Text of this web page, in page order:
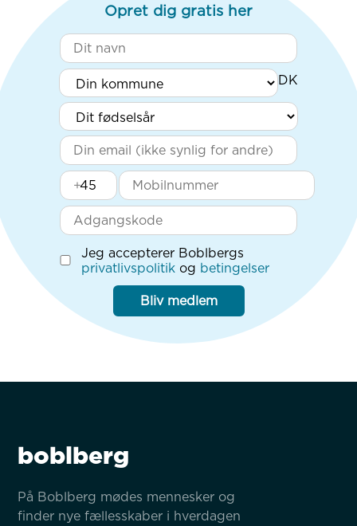
Opret dig gratis her
+
Jeg accepterer Boblbergs
privatlivspolitik og betingelser
Bliv medlem
boblberg
På Boblberg mødes mennesker og
finder nye fællesskaber i hverdagen